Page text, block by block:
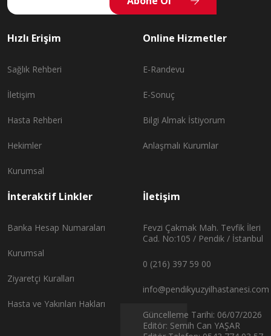
Hızlı Erişim
Sağlık Rehberi
İletişim
Hasta Rehberi
Hekimler
Kurumsal
Online Hizmetler
E-Randevu
E-Sonuç
Bilgi Almak İstiyorum
Anlaşmalı Kurumlar
İnteraktif Linkler
Banka Hesap Numaraları
Kurumsal
Ziyaretçi Kuralları
Hasta ve Yakınları Hakları
İletişim
Fevzi Çakmak Mah. Tevfik İleri
Cad. No:105 / Pendik / İstanbul
0 (216) 397 59 00
info@pendikyuzyilhastanesi.com
Güncelleme Tarihi: 06/07/2026
Editör: Semih Can YAŞAR